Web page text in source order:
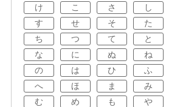
け
こ さ
し
す
せ そ
た
ち
つ て
と
な
に ぬ
ね
の
は ひ
ふ
へ
ほ ま
み
む
め も
や